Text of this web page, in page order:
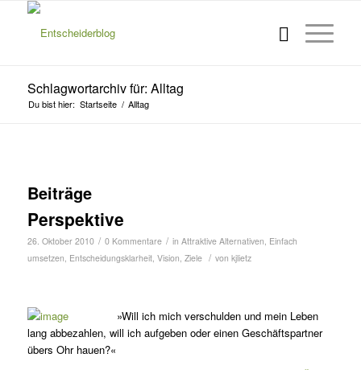
Schlagwortarchiv für: Alltag
Du bist hier: Startseite / Alltag
Beiträge
Perspektive
26. Oktober 2010 / 0 Kommentare / in Attraktive Alternativen, Einfach
umsetzen, Entscheidungsklarheit, Vision, Ziele / von kjlietz
»Will ich mich verschulden und mein Leben
lang ab­bezahlen, will ich aufgeben oder einen Geschäfts­part­ner
übers Ohr hauen?«